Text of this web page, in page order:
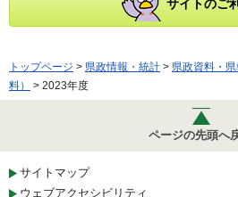
サイトのご
トップページ > 県政情報・統計 > 県政資料・県
料）
> 2023年度
ページの先頭へ
サイトマップ
ウェブアクセシビリティ